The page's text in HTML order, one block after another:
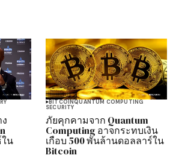
น
BITCOINQUANTUM COMPUTING
SECURITY
ภัยคุกคามจาก Quantum
Computing อาจกระทบเงิน
เกือบ 500 พันล้านดอลลาร์ใน
Bitcoin